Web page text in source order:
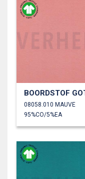
BOORDSTOF
08058.010 MAUVE
95%CO/5%EA